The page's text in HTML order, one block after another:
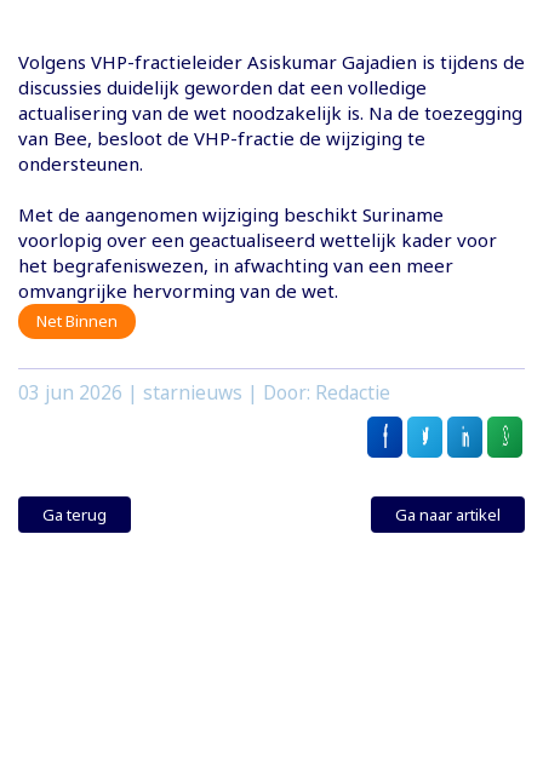
Volgens VHP-fractieleider Asiskumar Gajadien is tijdens de
discussies duidelijk geworden dat een volledige
actualisering van de wet noodzakelijk is. Na de toezegging
van Bee, besloot de VHP-fractie de wijziging te
ondersteunen.
Met de aangenomen wijziging beschikt Suriname
voorlopig over een geactualiseerd wettelijk kader voor
het begrafeniswezen, in afwachting van een meer
omvangrijke hervorming van de wet.
Net Binnen
03 jun 2026 | starnieuws | Door: Redactie
Ga terug Ga naar artikel